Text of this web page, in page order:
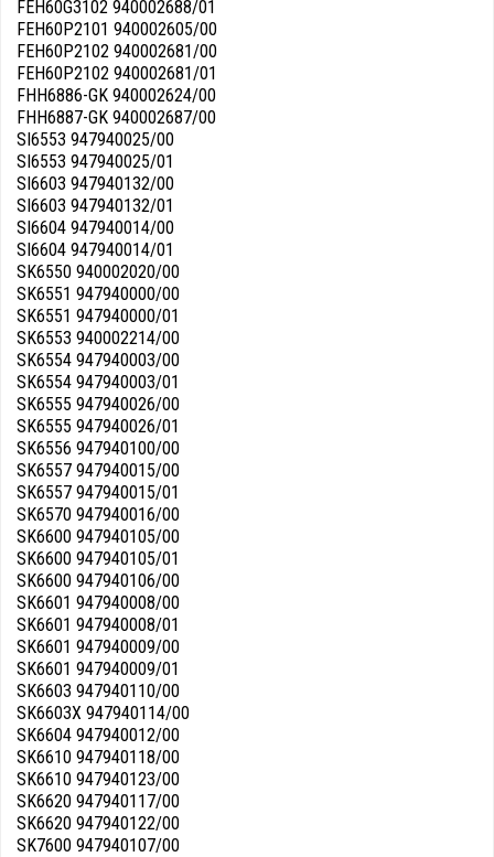
FEH60G3102 940002688/01
FEH60P2101 940002605/00
FEH60P2102 940002681/00
FEH60P2102 940002681/01
FHH6886-GK 940002624/00
FHH6887-GK 940002687/00
SI6553 947940025/00
SI6553 947940025/01
SI6603 947940132/00
SI6603 947940132/01
SI6604 947940014/00
SI6604 947940014/01
SK6550 940002020/00
SK6551 947940000/00
SK6551 947940000/01
SK6553 940002214/00
SK6554 947940003/00
SK6554 947940003/01
SK6555 947940026/00
SK6555 947940026/01
SK6556 947940100/00
SK6557 947940015/00
SK6557 947940015/01
SK6570 947940016/00
SK6600 947940105/00
SK6600 947940105/01
SK6600 947940106/00
SK6601 947940008/00
SK6601 947940008/01
SK6601 947940009/00
SK6601 947940009/01
SK6603 947940110/00
SK6603X 947940114/00
SK6604 947940012/00
SK6610 947940118/00
SK6610 947940123/00
SK6620 947940117/00
SK6620 947940122/00
SK7600 947940107/00